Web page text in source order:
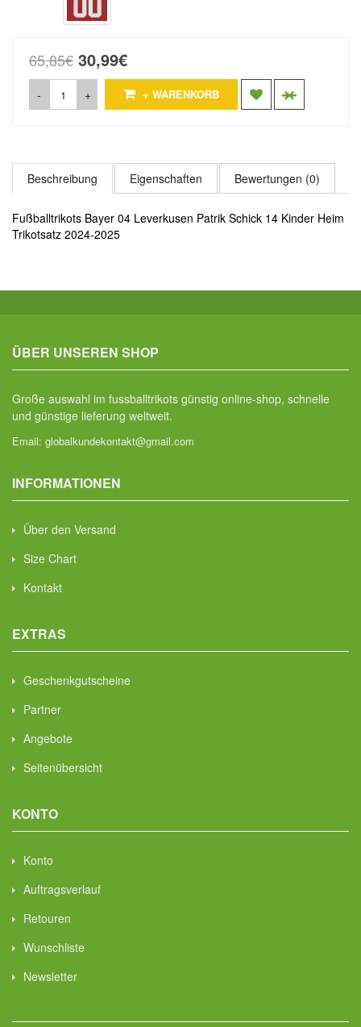
65,85€ 30,99€
- + + WARENKORB
Beschreibung Eigenschaften Bewertungen (0)
Fußballtrikots Bayer 04 Leverkusen Patrik Schick 14 Kinder Heim
Trikotsatz 2024-2025
ÜBER UNSEREN SHOP
Große auswahl im fussballtrikots günstig online-shop, schnelle
und günstige lieferung weltweit.
Email: globalkundekontakt@gmail.com
INFORMATIONEN
Über den Versand
Size Chart
Kontakt
EXTRAS
Geschenkgutscheine
Partner
Angebote
Seitenübersicht
KONTO
Konto
Auftragsverlauf
Retouren
Wunschliste
Newsletter